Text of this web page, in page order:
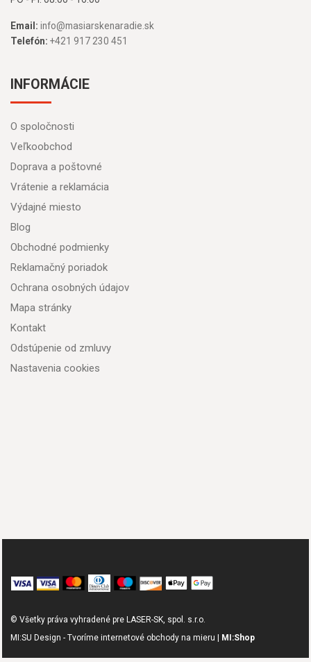
Email: info@masiarskenaradie.sk
Telefón: +421 917 230 451
INFORMÁCIE
O spoločnosti
Veľkoobchod
Doprava a poštovné
Vrátenie a reklamácia
Výdajné miesto
Blog
Obchodné podmienky
Reklamačný poriadok
Ochrana osobných údajov
Mapa stránky
Kontakt
Odstúpenie od zmluvy
Nastavenia cookies
© Všetky práva vyhradené pre LASER-SK, spol. s.r.o.
MI:SU Design - Tvoríme internetové obchody na mieru |
MI:Shop